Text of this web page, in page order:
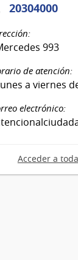
20304000
993
de atención:
a viernes
electrónico:
Acceder a